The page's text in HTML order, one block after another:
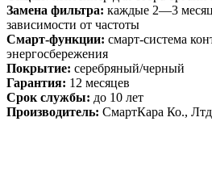
Замена фильтра: каждые 2—3
зависимости от частоты
Смарт-функции: смарт-система
энергосбережения
Покрытие: серебряный/черный
Гарантия: 12 месяцев
Срок службы: до 10 лет
Производитель: СмартКара Ко.,